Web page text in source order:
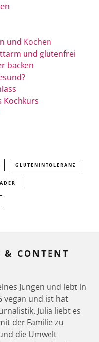
und Kochen
und glutenfrei
backen
Kochkurs
GLUTENINTOLERANZ
CONTENT
Jungen und lebt in
vegan und ist hat
Julia liebt es
der Familie zu
die Umwelt